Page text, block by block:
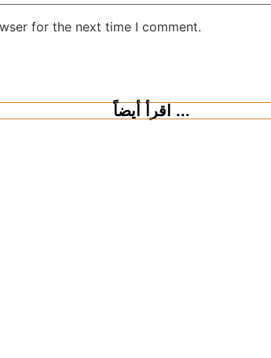
for the next time I comment.
اقرأ أيضاً ...